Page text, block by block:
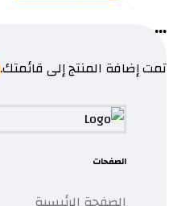
...
تمت إضافة المنتج إلى قائمتك.
الصفحات